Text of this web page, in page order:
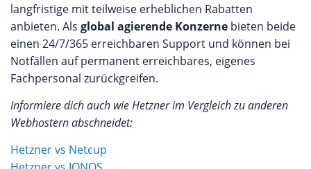
langfristige mit teilweise erheblichen Rabatten
anbieten. Als global agierende Konzerne bieten beide
einen 24/7/365 erreichbaren Support und können bei
Notfällen auf permanent erreichbares, eigenes
Fachpersonal zurückgreifen.
Informiere dich auch wie Hetzner im Vergleich zu anderen
Webhostern abschneidet:
Hetzner vs Netcup